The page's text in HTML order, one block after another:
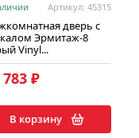
Артикул: 45315
дверь с
Эрмитаж-8
Vinyl...
783 ₽
В корзину